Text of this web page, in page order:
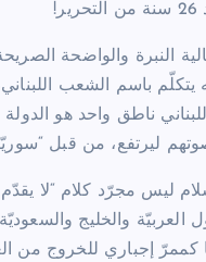
النبرة والواضحة
يتكلّم باسم الشعب
ناطق واحد هو الدولة
ليرتفع، من قبل
ليس مجرّد كلام “لا يقدّم
العربيّة والخليج
كممرّ إجباري للخروج